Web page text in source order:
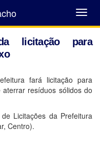
Abrir
Menu
licitação para
fará licitação para
resíduos sólidos do
Licitações da Prefeitura
Centro).